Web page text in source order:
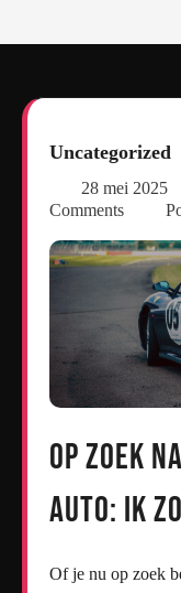
Uncategorized
28 mei 2025
Comments
Op zoek
auto: Ik
Of je nu op zoek